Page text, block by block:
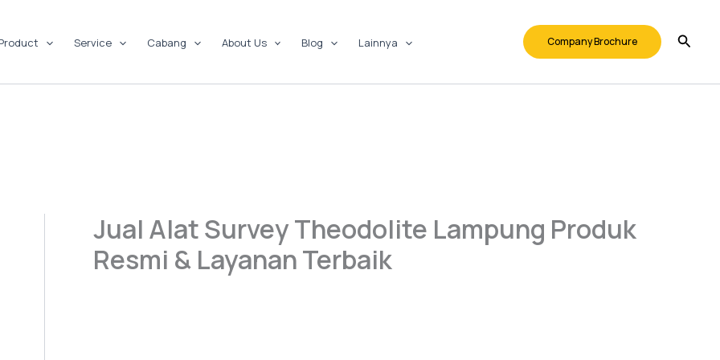
Service Cabang About Us Blog Lainnya Company Brochure
Jual Alat Survey Theodolite Lampung Produk
Resmi & Layanan Terbaik